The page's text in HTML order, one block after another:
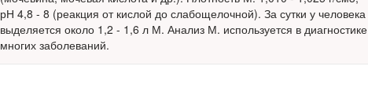
рН 4,8 - 8 (реакция от кислой до слабощелочной). За сутки у человека
выделяется около 1,2 - 1,6 л М. Анализ М. используется в диагностике
многих заболеваний.